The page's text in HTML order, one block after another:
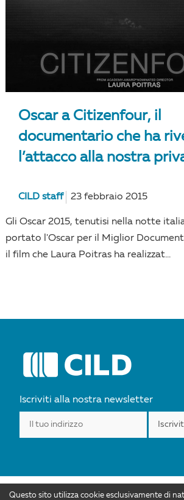
Oscar a Citizenfour, il
documentario che ha
l’attacco alla nostra
CILD staff 23 febbraio 2015
Gli Oscar 2015, tenutisi nella notte
portato l'Oscar per il Miglior
il film che Laura Poitras ha realizzat...
Iscriviti alla nostra newsletter
Questo sito utilizza cookie esclusivamente di